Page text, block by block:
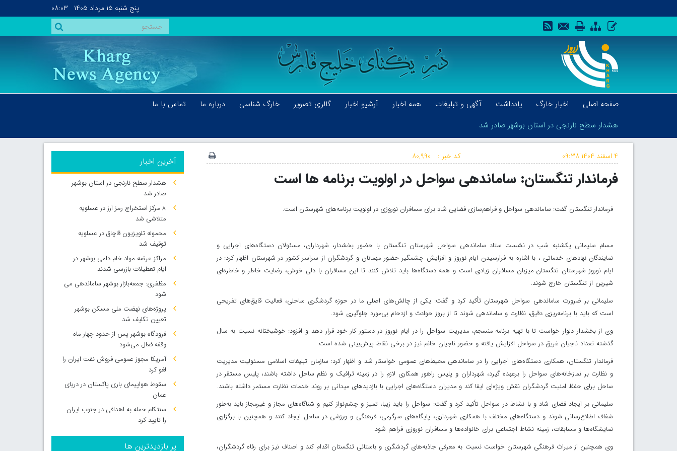
پنج شنبه ۱۵ مرداد ۱۴۰۵ ۰۸:۰۳
صفحه اصلی اخبار خارگ یادداشت آگهی و تبلیغات همه اخبار آرشیو اخبار گالری تصویر خارگ شناسی درباره ما
تماس با ما
هشدار سطح نارنجی در استان بوشهر صادر شد
هشدار سطح نارنجی در استان بوشهر صادر شد
کد خبر : ۸۰,۹۹۰ ۴ اسفند ۱۴۰۴ ۰۹:۳۸
فرماندار تنگستان: ساماندهی سواحل در اولویت برنامه ها است
فرماندار تنگستان گفت: ساماندهی سواحل و فراهم‌سازی فضایی شاد برای مسافران نوروزی در اولویت برنامه‌های شهرستان است.
مسلم سلیمانی یکشنبه شب در نشست ستاد ساماندهی سواحل شهرستان تنگستان با حضور بخشدار، شهرداران، مسئولان دستگاه‌های اجرایی و
نمایندگان نهادهای خدماتی ، با اشاره به فرارسیدن ایام نوروز و افزایش چشمگیر حضور مهمانان و گردشگران از سراسر کشور در شهرستان اظهار کرد: در
ایام نوروز شهرستان تنگستان میزبان مسافران زیادی است و همه دستگاه‌ها باید تلاش کنند تا این مسافران با دلی خوش، رضایت خاطر و خاطره‌ای
شیرین از تنگستان خارج شوند.
سلیمانی بر ضرورت ساماندهی سواحل شهرستان تأکید کرد و گفت: یکی از چالش‌های اصلی ما در حوزه گردشگری ساحلی، فعالیت قایق‌های تفریحی
است که باید با برنامه‌ریزی دقیق، نظارت و ساماندهی شوند تا از بروز حوادث و ازدحام بی‌مورد جلوگیری شود.
وی از بخشدار دلوار خواست تا با تهیه برنامه منسجم، مدیریت سواحل را در ایام نوروز در دستور کار خود قرار دهد و افزود: خوشبختانه نسبت به سال
گذشته تعداد ناجیان غریق در سواحل افزایش یافته و حضور ناجیان خانم نیز در برخی نقاط پیش‌بینی شده است.
فرماندار تنگستان، همکاری دستگاه‌های اجرایی را در ساماندهی محیط‌های عمومی خواستار شد و اظهار کرد: سازمان تبلیغات اسلامی مسئولیت مدیریت
و نظارت بر نمازخانه‌های سواحل را برعهده گیرد، شهرداران و پلیس راهور همکاری لازم را در زمینه ترافیک و نظم ساحل داشته باشند، پلیس مستقر در
ساحل برای حفظ امنیت گردشگران نقش ویژه‌ای ایفا کند و مدیران دستگاه‌های اجرایی با بازدیدهای میدانی بر روند خدمات نظارت مستمر داشته باشند.
سلیمانی بر ایجاد فضای شاد و با نشاط در سواحل تأکید کرد و گفت: سواحل را باید زیبا، تمیز و چشم‌نواز کنیم و شناگاه‌های مجاز و غیرمجاز باید به‌طور
شفاف اطلاع‌رسانی شوند و دستگاه‌های مختلف با همکاری شهرداری، پایگاه‌های سرگرمی، فرهنگی و ورزشی در ساحل ایجاد کنند و همچنین با برگزاری
نمایشگاه‌ها و مسابقات، زمینه نشاط اجتماعی برای خانواده‌ها و مسافران نوروزی فراهم شود.
وی همچنین از میراث فرهنگی شهرستان خواست نسبت به معرفی جاذبه‌های گردشگری و باستانی تنگستان اقدام کند و اصناف نیز برای رفاه گردشگران،
آخرین اخبار
هشدار سطح نارنجی در استان بوشهر
صادر شد
۸ مرکز استخراج رمز ارز در عسلویه
متلاشی شد
محموله تلویزیون قاچاق در عسلویه
توقیف شد
مراکز عرضه مواد خام دامی بوشهر در
ایام تعطیلات بازرسی شدند
مظفری: جمعه‌بازار بوشهر ساماندهی می‌
شود
پروژه‌های نهضت ملی مسکن بوشهر
تعیین تکلیف شد
فرودگاه بوشهر پس از حدود چهار ماه
وقفه فعال می‌شود
آمریکا مجوز عمومی فروش نفت ایران را
لغو کرد
سقوط هواپیمای باری پاکستان در دریای
عمان
سنتکام حمله به اهدافی در جنوب ایران
را تایید کرد
پر بازدیدترین ها